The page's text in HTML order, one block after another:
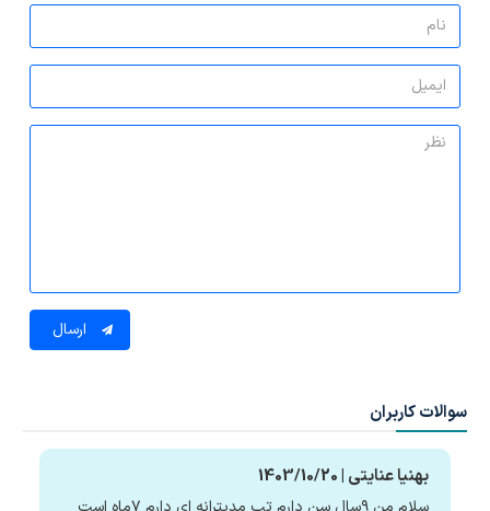
ارسال
سوالات کاربران
بهنیا عنایتی | 1403/10/20